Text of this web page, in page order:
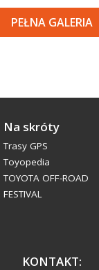
PEŁNA GALERIA
Na skróty
Trasy GPS
Toyopedia
TOYOTA OFF-ROAD
FESTIVAL
KONTAKT: